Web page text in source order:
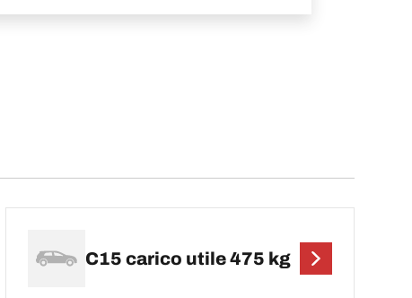
C15 carico utile 475 kg